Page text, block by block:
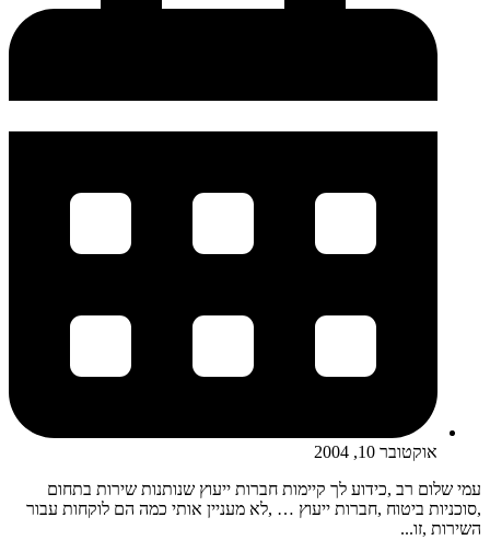
אוקטובר 10, 2004
עמי שלום רב ,כידוע לך קיימות חברות ייעוץ שנותנות שירות בתחום
,סוכניות ביטוח ,חברות ייעוץ … ,לא מעניין אותי כמה הם לוקחות עבור
השירות ,זו...